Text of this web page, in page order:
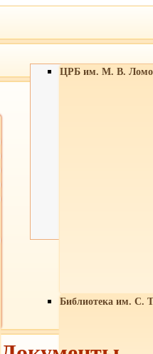
ЦРБ им. М. В.
Библиотека им. С.